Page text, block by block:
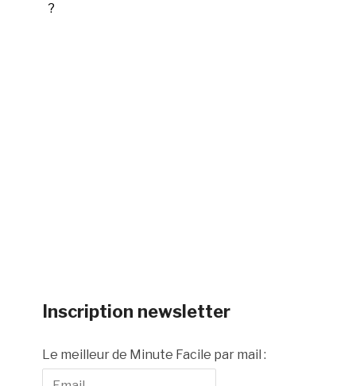
?
Inscription newsletter
Le meilleur de Minute Facile par mail :